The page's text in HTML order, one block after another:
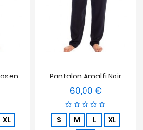
XL
Pantalon Amalfi Noir
60,00 €Preis
S M L
XL